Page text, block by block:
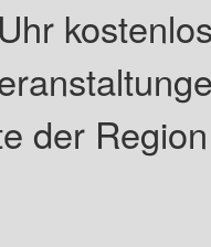
der